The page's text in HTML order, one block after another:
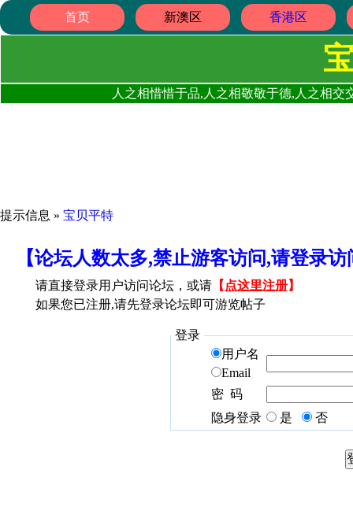
首页 新澳区 香港区
人之相惜惜于品,人之相敬敬于德,人之相
提示信息 » 宝贝平特
【论坛人数太多,禁止游客访问,请登录
请直接登录用户访问论坛，或请 【 点这里注册】
如果您已注册,请先登录论坛即可游览帖子
登录
用户名
Email
密 码
隐身登录
是 否